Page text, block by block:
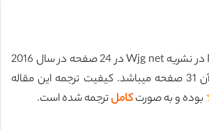
این مقاله انگلیسی ISI در نشریه Wjg net در 24 صفحه در سال 2016
منتشر شده و ترجمه آن 31 صفحه میباشد. کیفیت ترجمه این مقاله
بوده و به صورتکاملترجمه شده است.